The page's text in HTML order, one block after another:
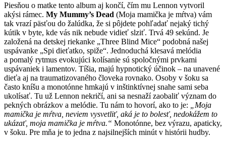
Piesňou o matke tento album aj končí, čím mu Lennon vytvoril
akýsi rámec. My Mummy’s Dead (Moja mamička je mŕtva) vám
tak vrazí päsťou do žalúdka, že si pôjdete pohľadať nejaký tichý
kútik v byte, kde vás nik nebude vidieť slziť. Trvá 49 sekúnd. Je
založená na detskej riekanke „Three Blind Mice“ podobná našej
uspávanke „Spi dieťatko, spiže“. Jednoduchá klesavá melódia
a pomalý rytmus evokujúci kolísanie sú spoločnými prvkami
uspávaniek i lamentov. Tíšia, majú hypnotický účinok – na unavené
dieťa aj na traumatizovaného človeka rovnako. Osoby v šoku sa
často kníšu a monotónne hmkajú v inštinktívnej snahe sami seba
ukolísať. Tu už Lennon nekričí, ani sa nesnaží zaobaliť význam do
pekných obrázkov a melódie. Tu nám to hovorí, ako to je:
„Moja
mamička je mŕtva, neviem vysvetliť, aká je to bolesť, nedokážem to
ukázať, moja mamička je mŕtva.“ Monotónne, bez výrazu, apaticky,
v šoku. Pre mňa je to jedna z najsilnejších minút v histórii hudby.